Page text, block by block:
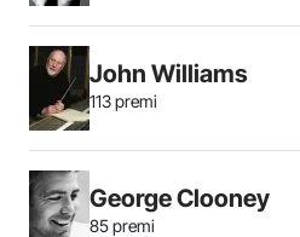
John Williams
113 premi
George Clooney
85 premi